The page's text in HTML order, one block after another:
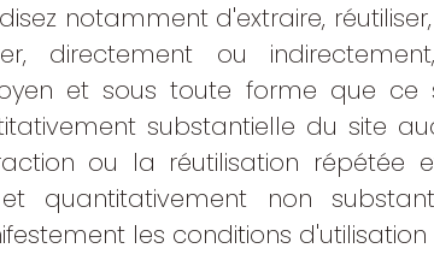
notamment d'extraire,
directement ou
et sous toute forme que ce
substantielle du site
ou la réutilisation répétée
quantitativement non
les conditions